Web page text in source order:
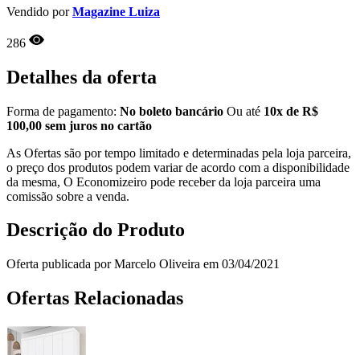
Vendido porMagazine Luiza
286
Detalhes da oferta
Forma de pagamento: No boleto bancário Ou até 10x de R$
100,00 sem juros no cartão
As Ofertas são por tempo limitado e determinadas pela loja parceira,
o preço dos produtos podem variar de acordo com a disponibilidade
da mesma, O Economizeiro pode receber da loja parceira uma
comissão sobre a venda.
Descrição do Produto
Oferta publicada por Marcelo Oliveira em 03/04/2021
Ofertas Relacionadas